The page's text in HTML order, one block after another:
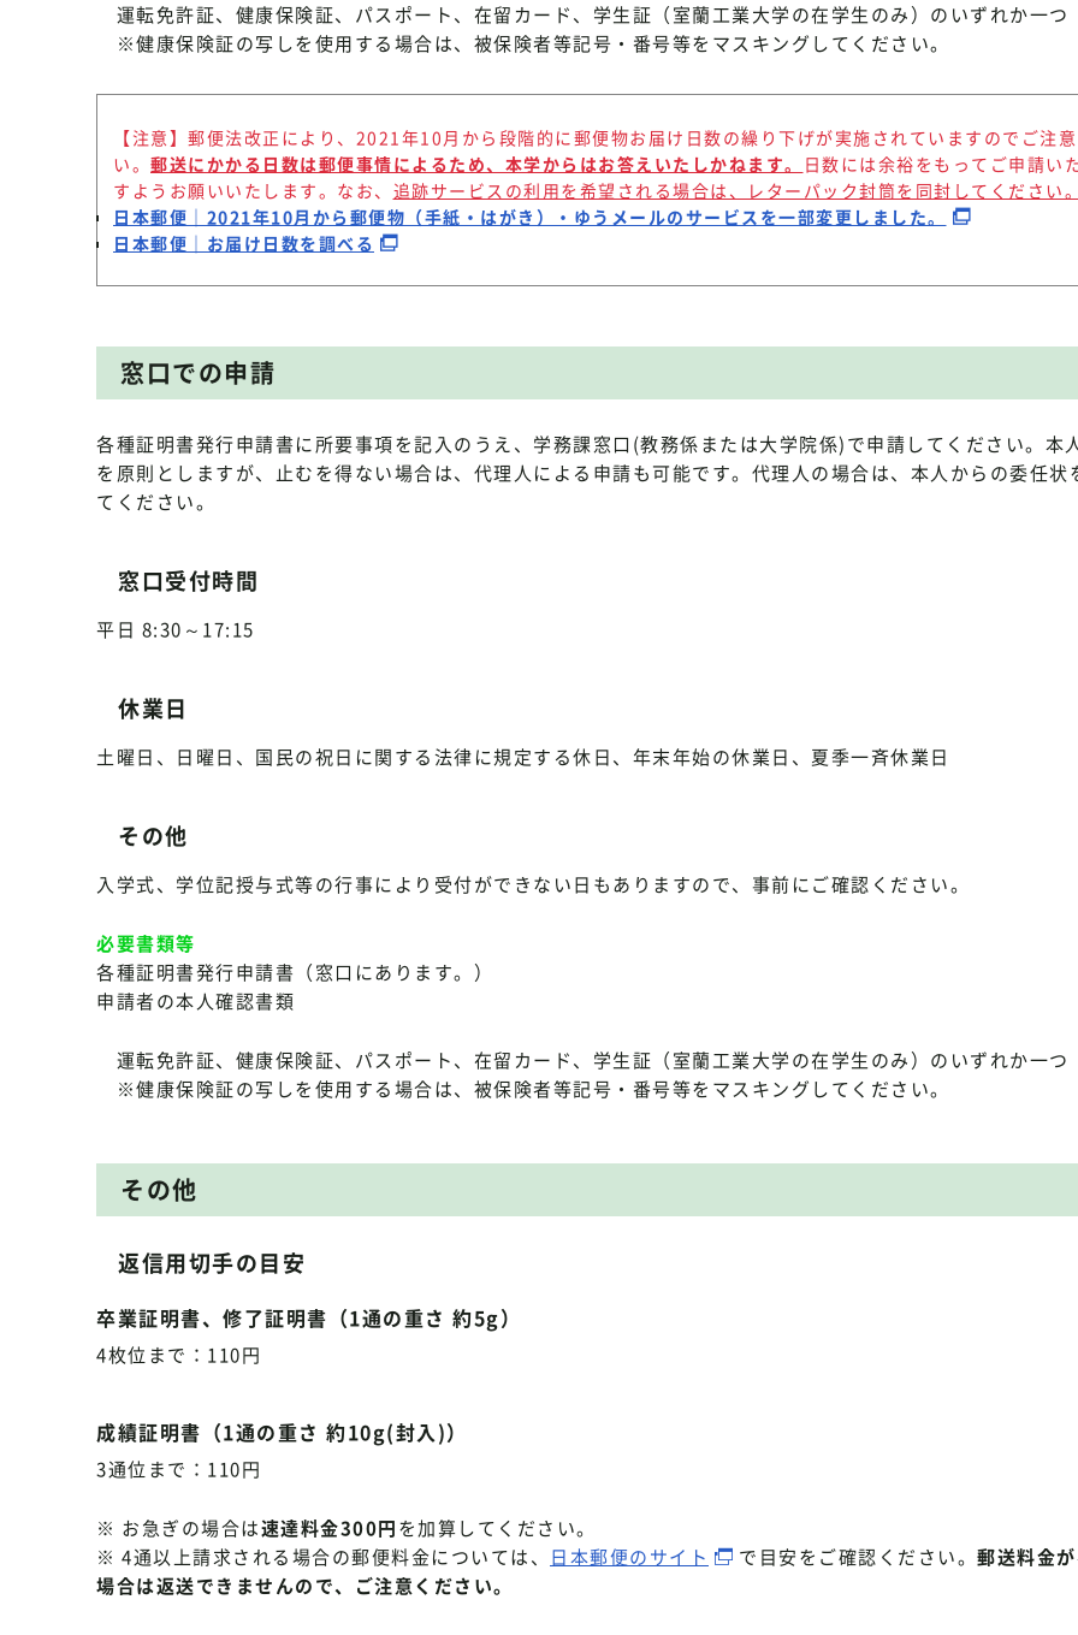
運転免許証、健康保険証、パスポート、在留カード、学生証（室蘭工業大学の在学生のみ）のいずれか一つ
※健康保険証の写しを使用する場合は、被保険者等記号・番号等をマスキングしてください。
【注意】郵便法改正により、2021年10月から段階的に郵便物お届け日数の繰り下げが実施されていますのでご注
い。 郵送にかかる日数は郵便事情によるため、本学からはお答えいたしかねます。
日数には余裕をもってご申請い
すようお願いいたします。なお、 追跡サービスの利用を希望される場合は、レターパック封筒を同封してください
日本郵便｜2021年10月から郵便物（手紙・はがき）・ゆうメールのサービスを一部変更しました。
日本郵便｜お届け日数を調べる
窓口での申請
各種証明書発行申請書に所要事項を記入のうえ、学務課窓口(教務係または大学院係)で申請してください。本
を原則としますが、止むを得ない場合は、代理人による申請も可能です。代理人の場合は、本人からの委任状
てください。
窓口受付時間
平日 8:30～17:15
休業日
土曜日、日曜日、国民の祝日に関する法律に規定する休日、年末年始の休業日、夏季一斉休業日
その他
入学式、学位記授与式等の行事により受付ができない日もありますので、事前にご確認ください。
必要書類等
各種証明書発行申請書（窓口にあります。）
申請者の本人確認書類
運転免許証、健康保険証、パスポート、在留カード、学生証（室蘭工業大学の在学生のみ）のいずれか一つ
※健康保険証の写しを使用する場合は、被保険者等記号・番号等をマスキングしてください。
その他
返信用切手の目安
卒業証明書、修了証明書（1通の重さ 約5g）
4枚位まで：110円
成績証明書（1通の重さ 約10g(封入)）
3通位まで：110円
※ お急ぎの場合は速達料金300円を加算してください。
※ 4通以上請求される場合の郵便料金については、 日本郵便のサイト で目安をご確認ください。 郵送料金
場合は返送できませんので、ご注意ください。